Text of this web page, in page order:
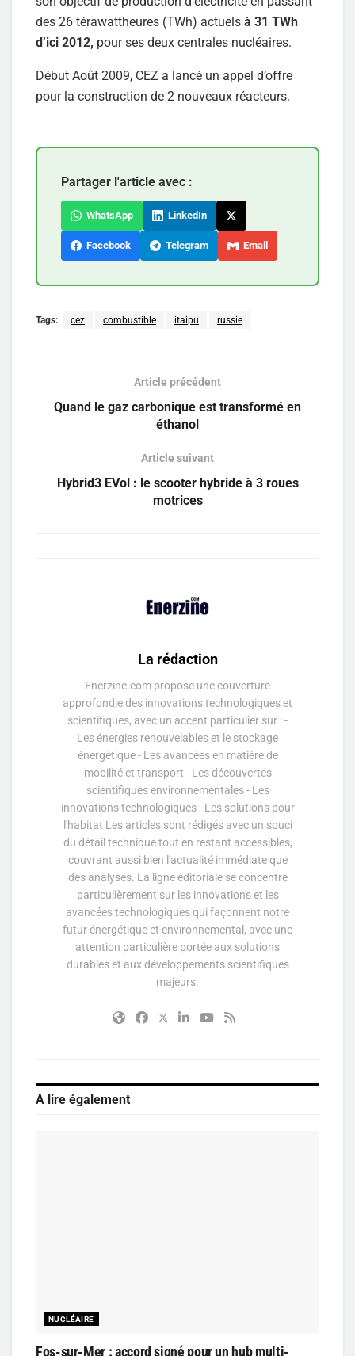
des 26 térawattheures (TWh) actuels à 31 TWh
d’ici 2012, pour ses deux centrales nucléaires.
Début Août 2009, CEZ a lancé un appel d’offre
pour la construction de 2 nouveaux réacteurs.
Partager l'article avec :
WhatsApp LinkedIn
Facebook Telegram Email
Tags: cez combustible itaipu russie
Article précédent
Quand le gaz carbonique est transformé en
éthanol
Article suivant
Hybrid3 EVol : le scooter hybride à 3 roues
motrices
La rédaction
Enerzine.com propose une couverture
approfondie des innovations technologiques et
scientifiques, avec un accent particulier sur : -
Les énergies renouvelables et le stockage
énergétique - Les avancées en matière de
mobilité et transport - Les découvertes
scientifiques environnementales - Les
innovations technologiques - Les solutions pour
l'habitat Les articles sont rédigés avec un souci
du détail technique tout en restant accessibles,
couvrant aussi bien l'actualité immédiate que
des analyses. La ligne éditoriale se concentre
particulièrement sur les innovations et les
avancées technologiques qui façonnent notre
futur énergétique et environnemental, avec une
attention particulière portée aux solutions
durables et aux développements scientifiques
majeurs.
A lire également
NUCLÉAIRE
Fos-sur-Mer : accord signé pour un hub multi-